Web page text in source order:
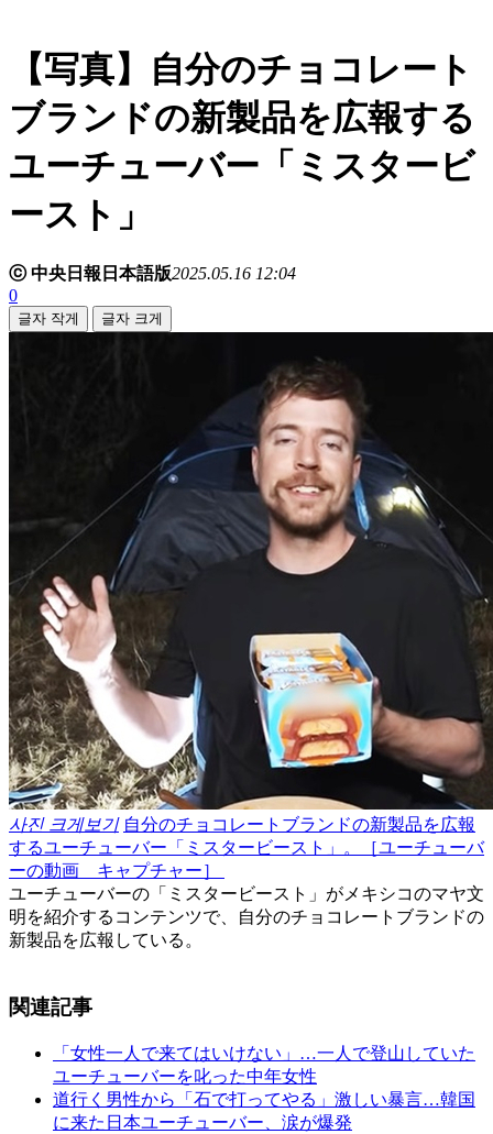
【写真】自分のチョコレート
ブランドの新製品を広報する
ユーチューバー「ミスタービ
ースト」
ⓒ 中央日報日本語版2025.05.16 12:04
0
글자 작게 글자 크게
사진 크게보기 自分のチョコレートブランドの新製品を広報
するユーチューバー「ミスタービースト」。［ユーチューバ
ーの動画 キャプチャー］ ​
ユーチューバーの「ミスタービースト」がメキシコのマヤ文
明を紹介するコンテンツで、自分のチョコレートブランドの
新製品を広報している。
関連記事
「女性一人で来てはいけない」…一人で登山していた
ユーチューバーを叱った中年女性
道行く男性から「石で打ってやる」激しい暴言…韓国
に来た日本ユーチューバー、涙が爆発